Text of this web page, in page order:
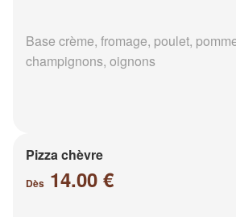
Base crème, fromage, poulet,
champignons, oignons
Pizza chèvre
Dès 14.00 €